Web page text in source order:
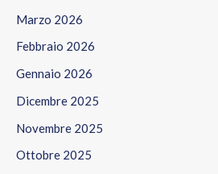
Marzo 2026
Febbraio 2026
Gennaio 2026
Dicembre 2025
Novembre 2025
Ottobre 2025